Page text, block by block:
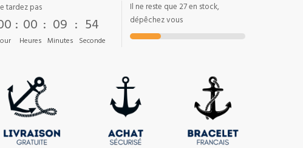
tardez pas
: 00
Heures
: 09
Minutes
: 53
Seconde
Il ne reste que 27 en stock,
dépêchez vous